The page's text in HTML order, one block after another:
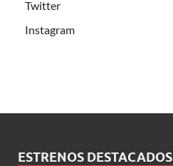
Twitter
Instagram
ESTRENOS DESTACADOS